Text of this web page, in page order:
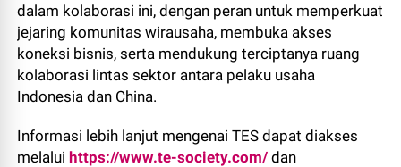
dalam kolaborasi ini, dengan peran untuk memperkuat
jejaring komunitas wirausaha, membuka akses
koneksi bisnis, serta mendukung terciptanya ruang
kolaborasi lintas sektor antara pelaku usaha
Indonesia dan China.
Informasi lebih lanjut mengenai TES dapat diakses
melaluihttps://www.te-society.com/ dan